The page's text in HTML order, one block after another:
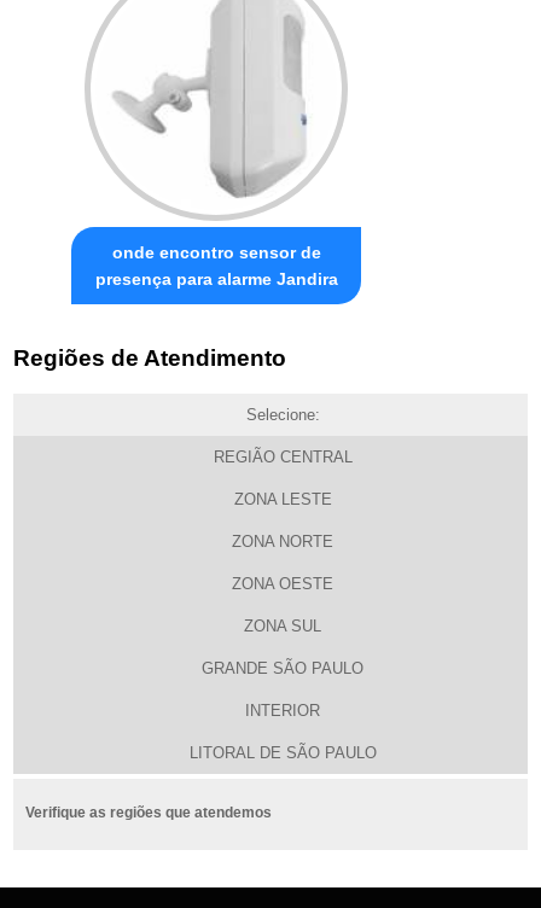
onde encontro sensor de
presença para alarme Jandira
Regiões de Atendimento
Selecione:
REGIÃO CENTRAL
ZONA LESTE
ZONA NORTE
ZONA OESTE
ZONA SUL
GRANDE SÃO PAULO
INTERIOR
LITORAL DE SÃO PAULO
Verifique as regiões que atendemos